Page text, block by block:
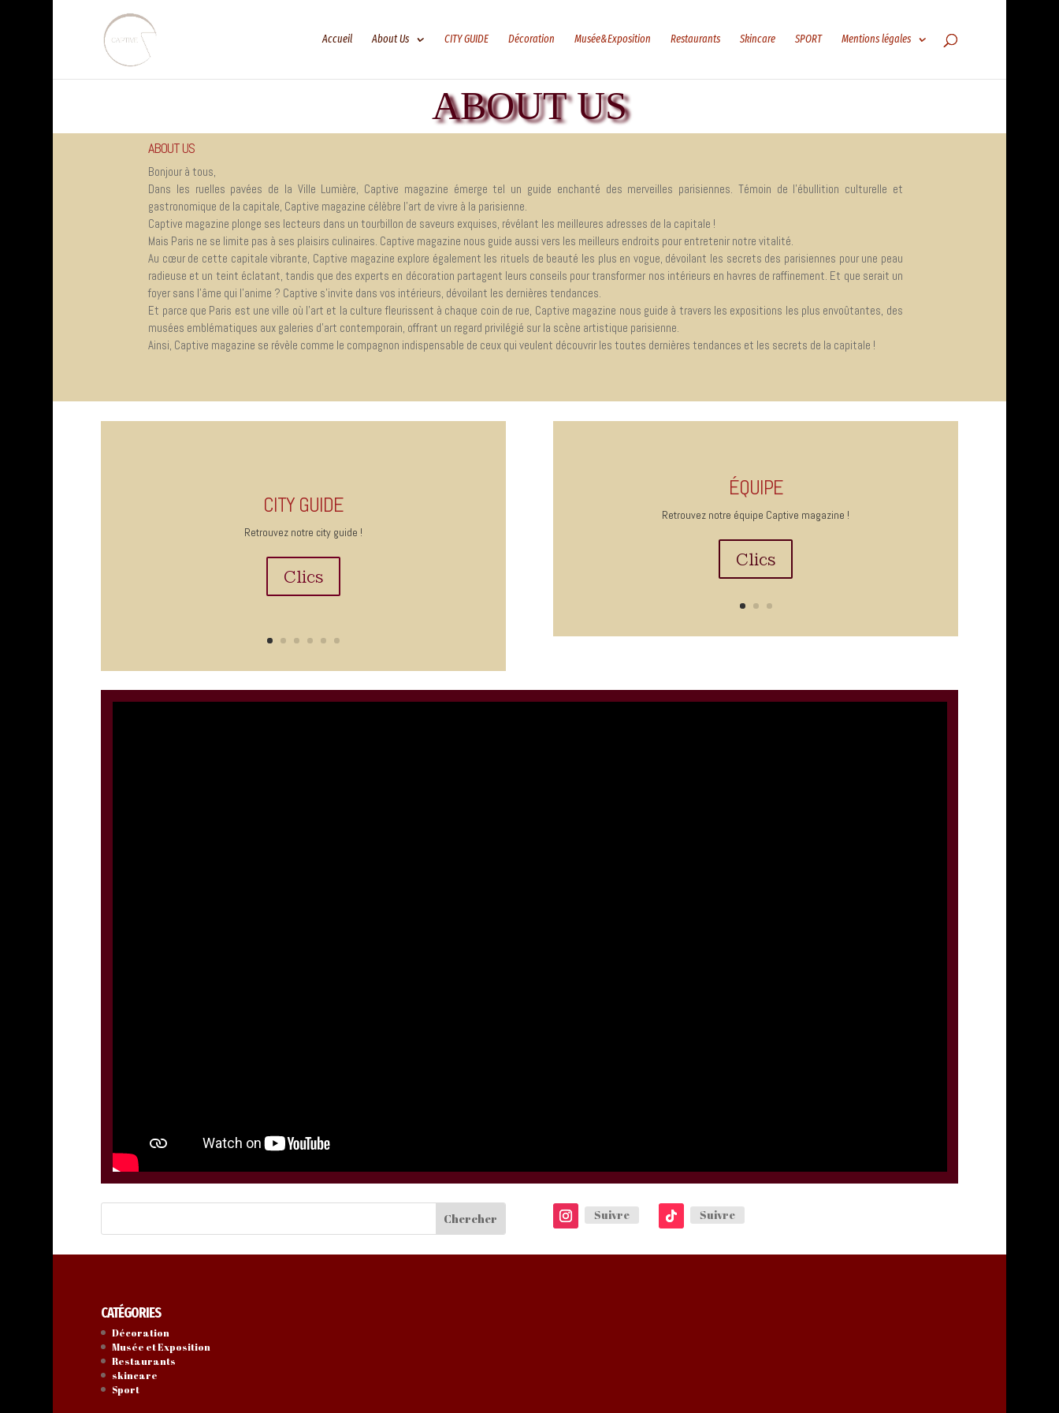
Accueil About Us CITY GUIDE Décoration Musée&Exposition Restaurants Skincare SPORT Mentions légales
ABOUT US
ABOUT US
Bonjour à tous,
Dans les ruelles pavées de la Ville Lumière, Captive magazine émerge tel un guide enchanté des merveilles parisiennes. Témoin de l’ébullition culturelle et
gastronomique de la capitale, Captive magazine célèbre l’art de vivre à la parisienne.
Captive magazine plonge ses lecteurs dans un tourbillon de saveurs exquises, révélant les meilleures adresses de la capitale !
Mais Paris ne se limite pas à ses plaisirs culinaires. Captive magazine nous guide aussi vers les meilleurs endroits pour entretenir notre vitalité.
Au cœur de cette capitale vibrante, Captive magazine explore également les rituels de beauté les plus en vogue, dévoilant les secrets des parisiennes pour une peau
radieuse et un teint éclatant, tandis que des experts en décoration partagent leurs conseils pour transformer nos intérieurs en havres de raffinement. Et que serait un
foyer sans l’âme qui l’anime ? Captive s’invite dans vos intérieurs, dévoilant les dernières tendances.
Et parce que Paris est une ville où l’art et la culture fleurissent à chaque coin de rue, Captive magazine nous guide à travers les expositions les plus envoûtantes, des
musées emblématiques aux galeries d’art contemporain, offrant un regard privilégié sur la scène artistique parisienne.
Ainsi, Captive magazine se révèle comme le compagnon indispensable de ceux qui veulent découvrir les toutes dernières tendances et les secrets de la capitale !
CITY GUIDE
Retrouvez notre city guide !
Clics
ÉQUIPE
Retrouvez notre équipe Captive magazine !
Clics
Suivre Suivre
CATÉGORIES
Décoration
Musée et Exposition
Restaurants
skincare
Sport